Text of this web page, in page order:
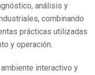
análisis y
combinando
prácticas utilizadas
y operación.
interactivo y